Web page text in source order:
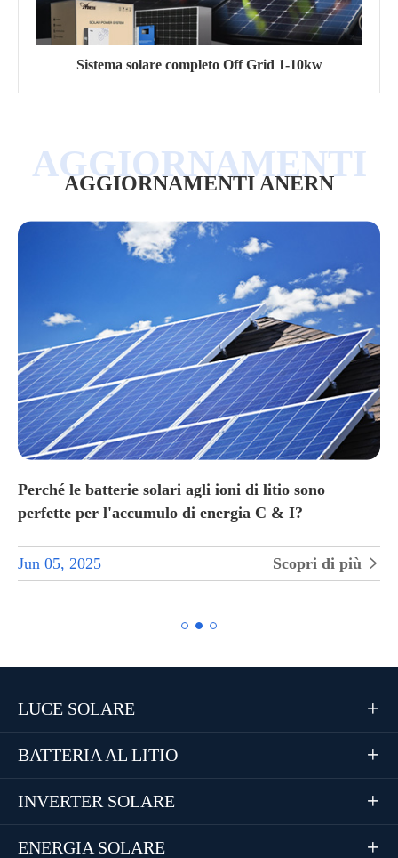
Sistema solare completo Off Grid 1-10kw
AGGIORNAMENTI ANERN
Perché le batterie solari agli ioni di litio sono
perfette per l'accumulo di energia C & I?
Jun 05, 2025 Scopri di più 
LUCE SOLARE 
BATTERIA AL LITIO 
INVERTER SOLARE 
ENERGIA SOLARE 